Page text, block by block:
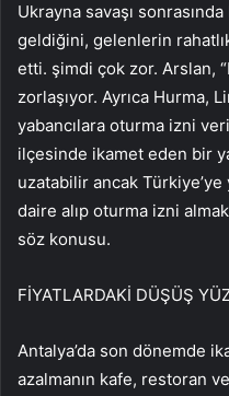
Ukrayna savaşı
geldiğini, gelenlerin
etti. şimdi çok zor. Arslan,
zorlaşıyor. Ayrıca Hurma,
yabancılara oturma izni
ilçesinde ikamet eden bir
uzatabilir ancak
daire alıp oturma izni
söz konusu.
FİYATLARDAKİ DÜŞÜŞ
Antalya’da son dönemde
azalmanın kafe, restoran